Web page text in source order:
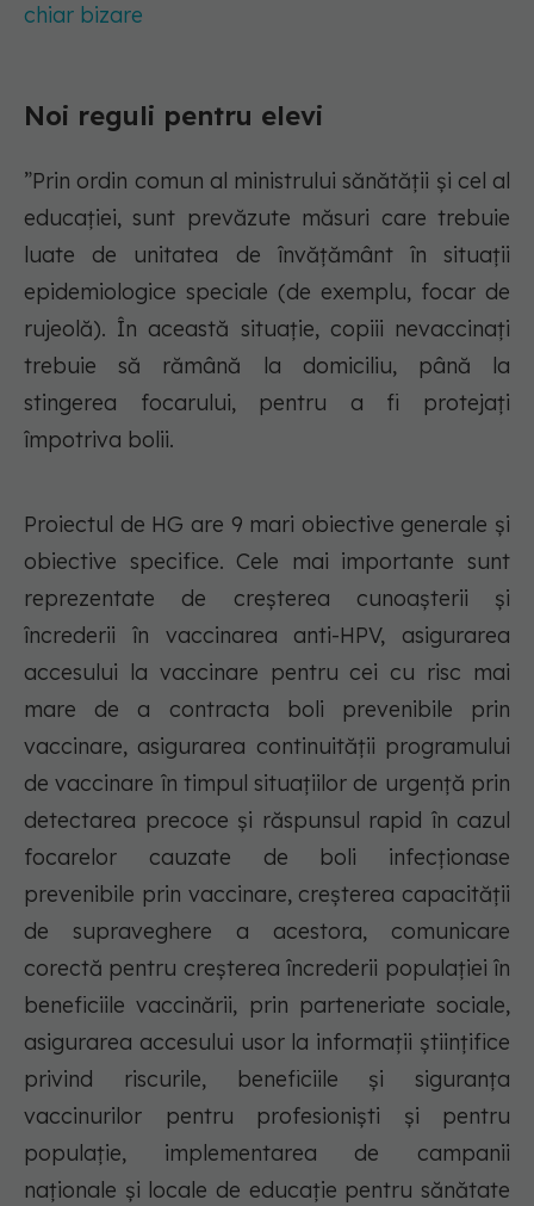
chiar bizare
Noi reguli pentru elevi
”Prin ordin comun al ministrului sănătății și cel al
educației, sunt prevăzute măsuri care trebuie
luate de unitatea de învățământ în situații
epidemiologice speciale (de exemplu, focar de
rujeolă). În această situație, copiii nevaccinați
trebuie să rămână la domiciliu, până la
stingerea focarului, pentru a fi protejați
împotriva bolii.​
Proiectul de HG are 9 mari obiective generale și
obiective specifice. Cele mai importante sunt
reprezentate de creșterea cunoașterii și
încrederii în vaccinarea anti-HPV, asigurarea
accesului la vaccinare pentru cei cu risc mai
mare de a contracta boli prevenibile prin
vaccinare, asigurarea continuității programului
de vaccinare în timpul situațiilor de urgență prin
detectarea precoce și răspunsul rapid în cazul
focarelor cauzate de boli infecționase
prevenibile prin vaccinare, creșterea capacității
de supraveghere a acestora, comunicare
corectă pentru creșterea încrederii populației în
beneficiile vaccinării, prin parteneriate sociale,
asigurarea accesului usor la informații științifice
privind riscurile, beneficiile și siguranța
vaccinurilor pentru profesioniști și pentru
populație, implementarea de campanii
naționale și locale de educație pentru sănătate